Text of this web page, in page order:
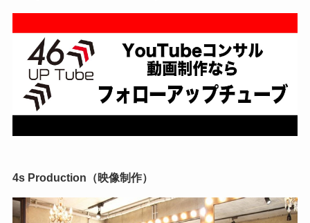
4s Production（映像制作）